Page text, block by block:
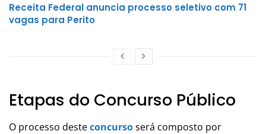
Receita Federal anuncia processo seletivo com 71
vagas para Perito
Etapas do Concurso Público
O processo desteconcursoserá composto por